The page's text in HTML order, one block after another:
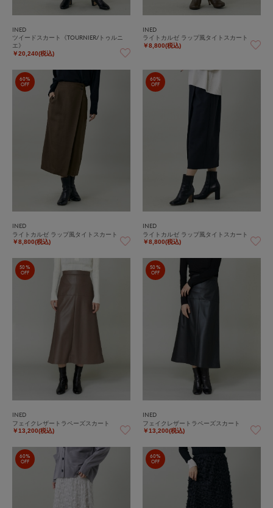
INED
ツイードスカート《TOURNIER/トゥルニ
エ》
￥20,240(税込)
INED
ライトカルゼ ラップ風タイトスカート
￥8,800(税込)
60%
OFF
INED
ライトカルゼ ラップ風タイトスカート
￥8,800(税込)
60%
OFF
INED
ライトカルゼ ラップ風タイトスカート
￥8,800(税込)
50%
OFF
INED
フェイクレザートラペーズスカート
￥13,200(税込)
50%
OFF
INED
フェイクレザートラペーズスカート
￥13,200(税込)
60%
OFF
60%
OFF